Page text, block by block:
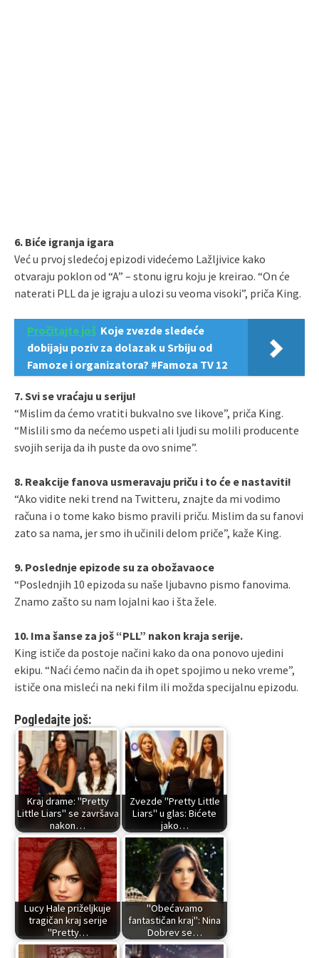
6. Biće igranja igara
Već u prvoj sledećoj epizodi videćemo Lažljivice kako
otvaraju poklon od “A” – stonu igru koju je kreirao. “On će
naterati PLL da je igraju a ulozi su veoma visoki”, priča King.
Pročitajte još Koje zvezde sledeće
dobijaju poziv za dolazak u Srbiju od
Famoze i organizatora? #Famoza TV 12
7. Svi se vraćaju u seriju!
“Mislim da ćemo vratiti bukvalno sve likove”, priča King.
“Mislili smo da nećemo uspeti ali ljudi su molili producente
svojih serija da ih puste da ovo snime”.
8. Reakcije fanova usmeravaju priču i to će e nastaviti!
“Ako vidite neki trend na Twitteru, znajte da mi vodimo
računa i o tome kako bismo pravili priču. Mislim da su fanovi
zato sa nama, jer smo ih učinili delom priče”, kaže King.
9. Poslednje epizode su za obožavaoce
“Poslednjih 10 epizoda su naše ljubavno pismo fanovima.
Znamo zašto su nam lojalni kao i šta žele.
10. Ima šanse za još “PLL” nakon kraja serije.
King ističe da postoje načini kako da ona ponovo ujedini
ekipu. “Naći ćemo način da ih opet spojimo u neko vreme”,
ističe ona misleći na neki film ili možda specijalnu epizodu.
Pogledajte još:
Kraj drame: "Pretty
Little Liars" se završava
nakon…
Zvezde "Pretty Little
Liars" u glas: Bićete
jako…
Lucy Hale priželjkuje
tragičan kraj serije
"Pretty…
"Obećavamo
fantastičan kraj": Nina
Dobrev se…